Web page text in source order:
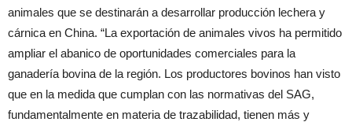
animales que se destinarán a desarrollar producción lechera y
cárnica en China. “La exportación de animales vivos ha permitido
ampliar el abanico de oportunidades comerciales para la
ganadería bovina de la región. Los productores bovinos han visto
que en la medida que cumplan con las normativas del SAG,
fundamentalmente en materia de trazabilidad, tienen más y